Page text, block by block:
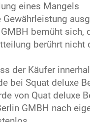
eines Mangels
bemüht sich,
berührt nicht
der Käufer
bei Squat deluxe
von Quat deluxe
GMBH nach